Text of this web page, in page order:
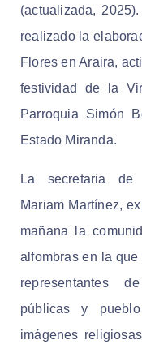
(actualizada,
realizado la
Flores en Araira,
festividad de la
Parroquia Simón
Estado Miranda.
La secretaria de
Mariam Martínez,
mañana la
alfombras en la
representantes
públicas y
imágenes